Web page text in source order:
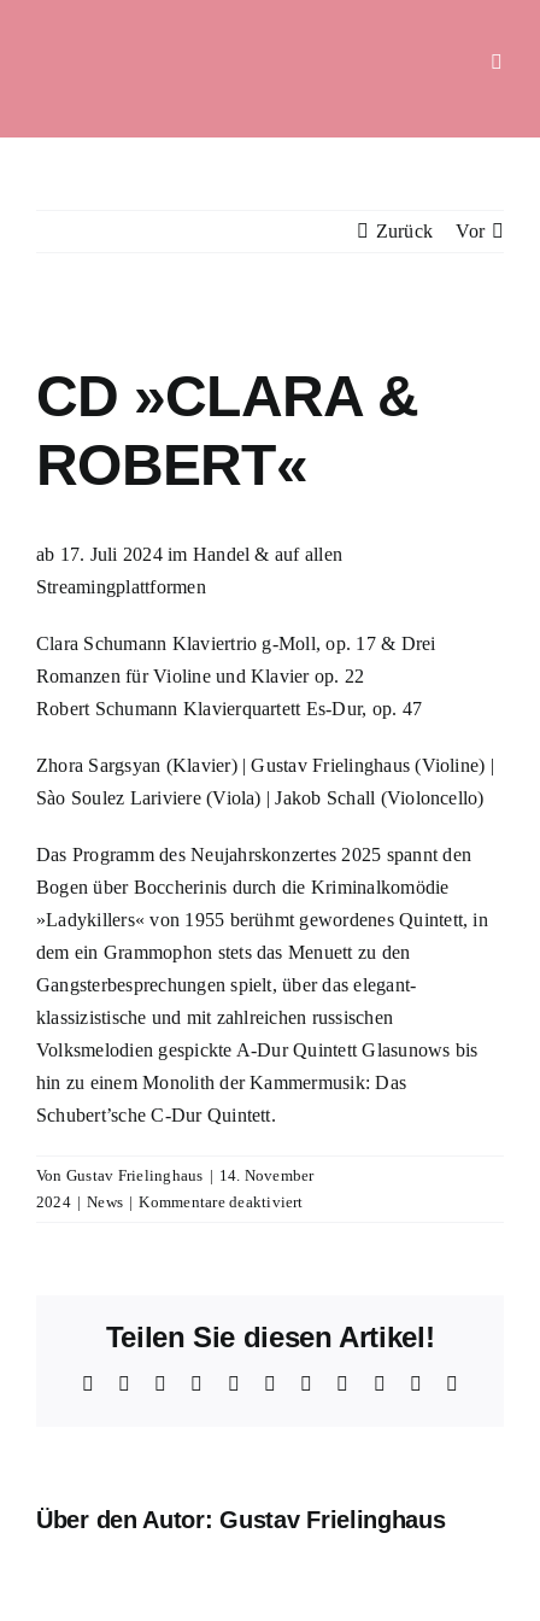
Zurück Vor
grösseres
Bild
CD »CLARA &
ROBERT«
ab 17. Juli 2024 im Handel & auf allen
Streamingplattformen
Clara Schumann Klaviertrio g-Moll, op. 17 & Drei
Romanzen für Violine und Klavier op. 22
Robert Schumann Klavierquartett Es-Dur, op. 47
Zhora Sargsyan (Klavier) | Gustav Frielinghaus (Violine) |
Sào Soulez Lariviere (Viola) | Jakob Schall (Violoncello)
Das Programm des Neujahrskonzertes 2025 spannt den
Bogen über Boccherinis durch die Kriminalkomödie
»Ladykillers« von 1955 berühmt gewordenes Quintett, in
dem ein Grammophon stets das Menuett zu den
Gangsterbesprechungen spielt, über das elegant-
klassizistische und mit zahlreichen russischen
Volksmelodien gespickte A-Dur Quintett Glasunows bis
hin zu einem Monolith der Kammermusik: Das
Schubert’sche C-Dur Quintett.
Von Gustav Frielinghaus | 14. November
2024 | News | Kommentare deaktiviertfür
Teilen Sie diesen Artikel!
Facebook Reddit LinkedInWhatsAppTelegram
TumblrPinterest Xing
Über den Autor:Gustav Frielinghaus